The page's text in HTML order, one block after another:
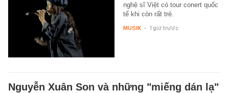
nghệ sĩ Việt có tour conert quốc
tế khi còn rất trẻ.
MUSIK - 1 giờ trước
Nguyễn Xuân Son và những "miếng dán lạ"